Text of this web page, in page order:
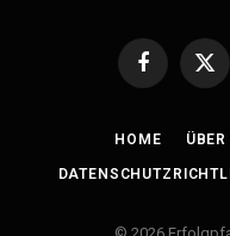
Facebook
X
HOME